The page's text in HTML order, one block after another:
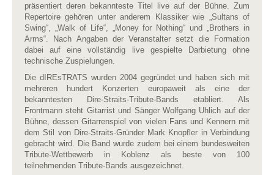
präsentiert deren bekannteste Titel live auf der Bühne. Zum
Repertoire gehören unter anderem Klassiker wie „Sultans of
Swing“, „Walk of Life“, „Money for Nothing“ und „Brothers in
Arms“. Nach Angaben der Veranstalter setzt die Formation
dabei auf eine vollständig live gespielte Darbietung ohne
technische Zuspielungen.
Die dIREsTRATS wurden 2004 gegründet und haben sich mit
mehreren hundert Konzerten europaweit als eine der
bekanntesten Dire-Straits-Tribute-Bands etabliert. Als
Frontmann steht Gitarrist und Sänger Wolfgang Uhlich auf der
Bühne, dessen Gitarrenspiel von vielen Fans und Kennern mit
dem Stil von Dire-Straits-Gründer Mark Knopfler in Verbindung
gebracht wird. Die Band wurde zudem bei einem bundesweiten
Tribute-Wettbewerb in Koblenz als beste von 100
teilnehmenden Tribute-Bands ausgezeichnet.